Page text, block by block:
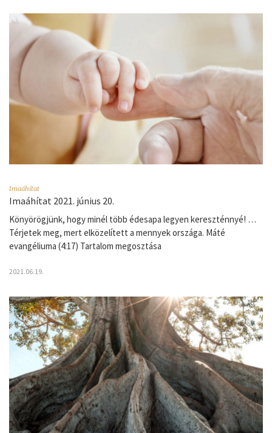
Imaáhítat
Imaáhítat 2021. június 20.
Könyörögjünk, hogy minél több édesapa legyen kereszténnyé! …
Térjetek meg, mert elközelített a mennyek országa. Máté
evangéliuma (4:17) Tartalom megosztása
2021.06.19.